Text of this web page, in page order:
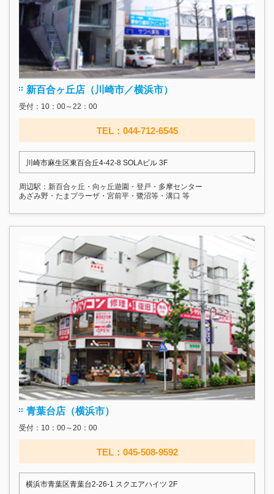
新百合ヶ丘店（川崎市／横浜市）
受付：10：00～22：00
TEL：044-712-6545
川崎市麻生区東百合丘4-42-8 SOLAビル 3F
周辺駅：新百合ヶ丘・向ヶ丘遊園・登戸・多摩センター
あざみ野・たまプラーザ・宮前平・鷺沼等・溝口 等
青葉台店（横浜市）
受付：10：00～20：00
TEL：045-508-9592
横浜市青葉区青葉台2-26-1 スクエアハイツ 2F